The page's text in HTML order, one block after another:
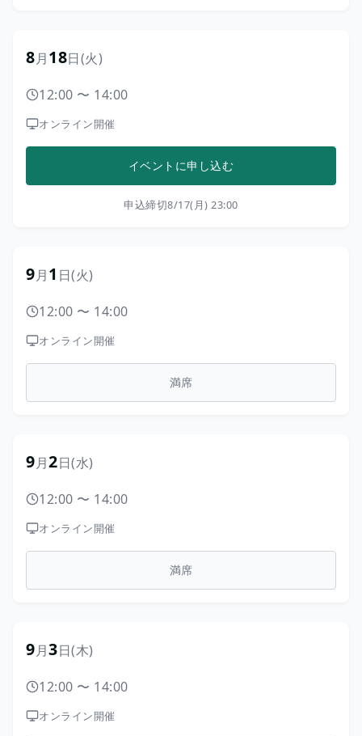
8月18日(火)
12:00 〜 14:00
オンライン開催
イベントに申し込む
申込締切8/17(月) 23:00
9月1 日(火)
12:00 〜 14:00
オンライン開催
満席
9月2日(水)
12:00 〜 14:00
オンライン開催
満席
9月3日(木)
12:00 〜 14:00
オンライン開催